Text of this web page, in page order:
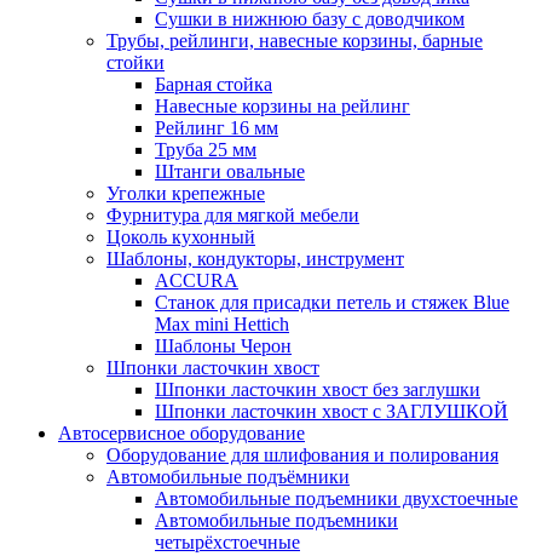
Сушки в нижнюю базу с доводчиком
Трубы, рейлинги, навесные корзины, барные
стойки
Барная стойка
Навесные корзины на рейлинг
Рейлинг 16 мм
Труба 25 мм
Штанги овальные
Уголки крепежные
Фурнитура для мягкой мебели
Цоколь кухонный
Шаблоны, кондукторы, инструмент
ACCURA
Станок для присадки петель и стяжек Blue
Max mini Hettich
Шаблоны Черон
Шпонки ласточкин хвост
Шпонки ласточкин хвост без заглушки
Шпонки ласточкин хвост с ЗАГЛУШКОЙ
Автосервисное оборудование
Оборудование для шлифования и полирования
Автомобильные подъёмники
Автомобильные подъемники двухстоечные
Автомобильные подъемники
четырёхстоечные